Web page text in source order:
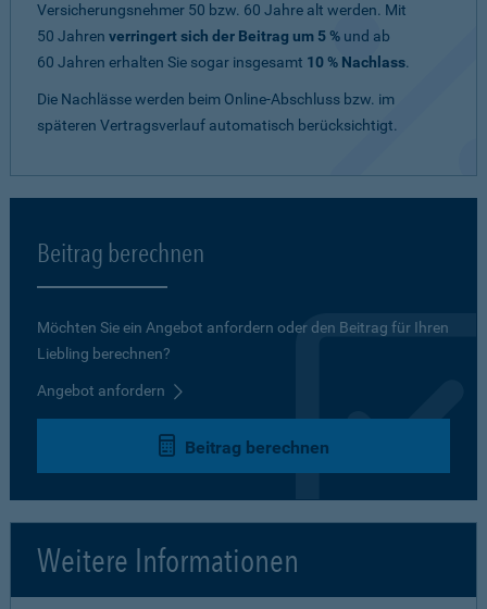
Versicherungsnehmer 50 bzw. 60 Jahre alt werden. Mit
50 Jahren verringert sich der Beitrag um 5 % und ab
60 Jahren erhalten Sie sogar insgesamt 10 % Nachlass.
Die Nachlässe werden beim Online-Abschluss bzw. im
späteren Vertragsverlauf automatisch berücksichtigt.
Beitrag berechnen
Möchten Sie ein Angebot anfordern oder den Beitrag für Ihren
Liebling berechnen?
Angebot anfordern
Beitrag berechnen
Weitere Informationen